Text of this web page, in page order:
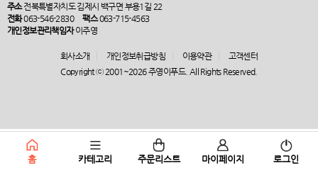
홈 카테고리 주문리스트 마이페이지 로그인
주소전북특별자치도 김제시 백구면 부용1길 22
전화063-546-2830 팩스063-715-4563
개인정보관리책임자이주영
회사소개 개인정보취급방침 이용약관
고객센터
Copyright ⓒ 2001~2026 주영이푸드. All Rights Reserved.